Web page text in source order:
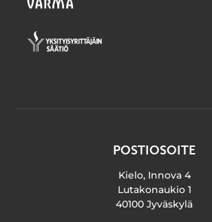
POSTIOSOITE
Kielo, Innova 4
Lutakonaukio 1
40100 Jyväskylä